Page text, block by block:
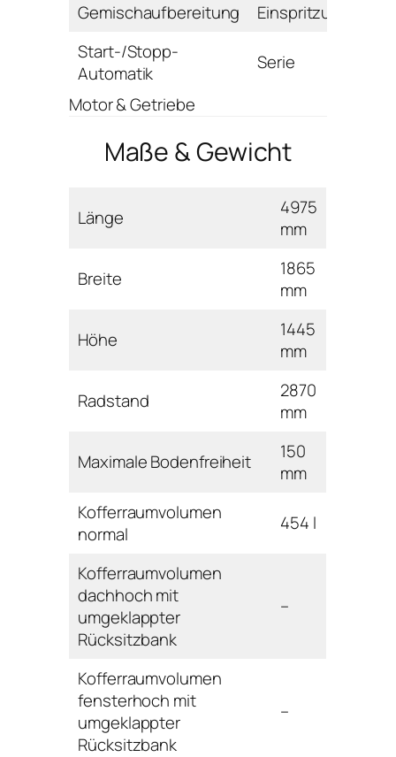
Gemischaufbereitung
Einspritzung
Start-/Stopp-
Automatik
Serie
Motor & Getriebe
Maße & Gewicht
Länge
4975
mm
Breite
1865
mm
Höhe
1445
mm
Radstand
2870
mm
Maximale Bodenfreiheit
150
mm
Kofferraumvolumen
normal
454 l
Kofferraumvolumen
dachhoch mit
umgeklappter
Rücksitzbank
–
Kofferraumvolumen
fensterhoch mit
umgeklappter
Rücksitzbank
–